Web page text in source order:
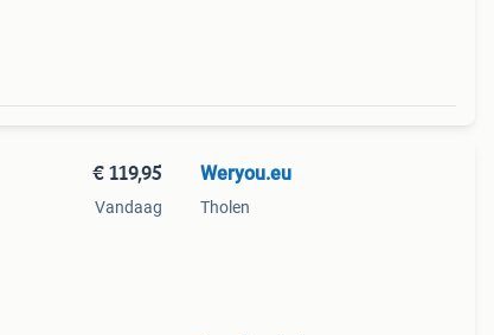
€ 119,95
Vandaag
Weryou.eu
Tholen